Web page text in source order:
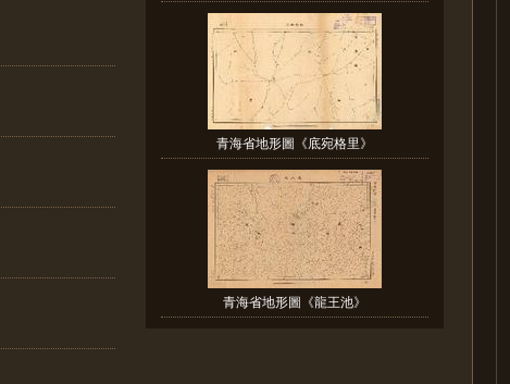
青海省地形圖《底宛格里》
青海省地形圖《龍王池》